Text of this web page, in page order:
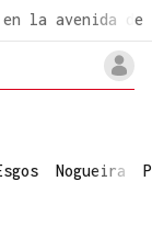
en la avenida de
Nogueira